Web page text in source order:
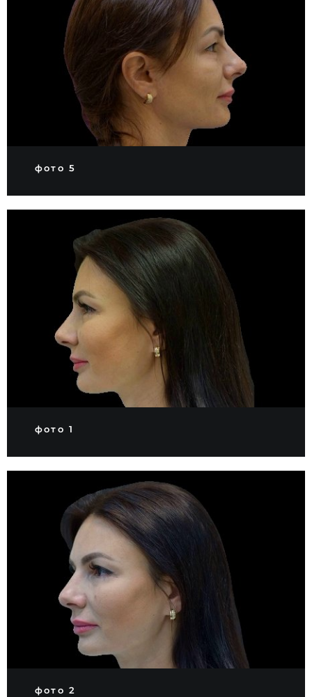
фото 5
фото 1
фото 2